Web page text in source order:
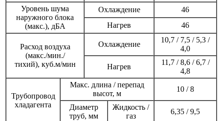
Уровень шума
наружного блока
(макс.), дБА
Охлаждение
46
Нагрев
46
Расход воздуха
(макс./мин./
тихий), куб.м/мин
Охлаждение
10,7 / 7,5 / 5,3 /
4,0
Нагрев
11,7 / 8,6 / 6,7 /
4,8
Трубопровод
хладагента
Макс. длина / перепад
высот, м
10 / 8
Диаметр
труб, мм
Жидкость /
газ
6,35 / 9,5